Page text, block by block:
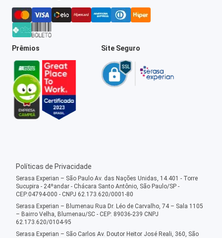
Prêmios Site Seguro
Políticas de Privacidade
Serasa Experian – São Paulo Av. das Nações Unidas, 14.401 - Torre
Sucupira - 24ºandar - Chácara Santo Antônio, São Paulo/SP -
CEP:04794-000 - CNPJ 62.173.620/0001-80
Serasa Experian – Blumenau Rua Dr. Léo de Carvalho, 74 – Sala 1105
– Bairro Velha, Blumenau/SC - CEP: 89036-239 CNPJ
62.173.620/0104-95
Serasa Experian – São Carlos Av. Doutor Heitor José Reali, 360, São